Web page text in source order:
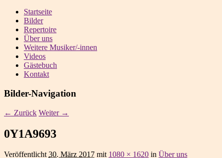
Startseite
Bilder
Repertoire
Über uns
Weitere Musiker/-innen
Videos
Gästebuch
Kontakt
Bilder-Navigation
← Zurück Weiter →
0Y1A9693
Veröffentlicht30. März 2017 mit 1080 × 1620 in Über uns